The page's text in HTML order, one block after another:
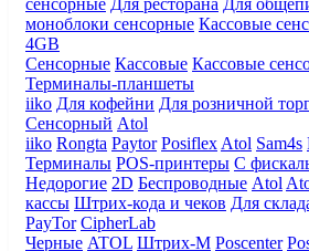
моноблоки сенсорные Кассовые
4GB
Сенсорные Кассовые Кассовые
Терминалы-планшеты
iiko Для кофейни Для розничной
Сенсорный Atol
iiko Rongta Paytor Posiflex Atol Sam4s
Терминалы POS-принтеры С
Недорогие 2D Беспроводные Atol
кассы Штрих-кода и чеков Для
PayTor CipherLab
Черные ATOL Штрих-М Poscenter